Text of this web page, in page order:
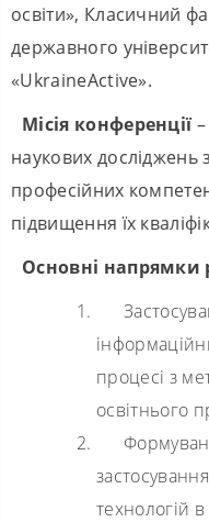
освіти», Класичний
державного
«UkraineActive».
Місія конференції
наукових досліджень
професійних
підвищення їх
Основні напрямки
процесі з
освітнього
технологій